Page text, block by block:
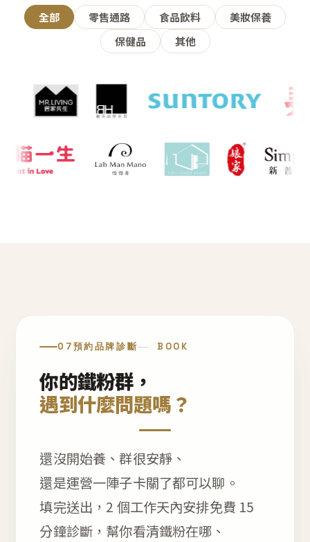
全部 零售通路 食品飲料
美妝保養
保健品
其他
07預約品牌診斷 BOOK
你的鐵粉群，
遇到什麼問題嗎？
還沒開始養、群很安靜、
還是運營一陣子卡關了都可以聊。
填完送出，2 個工作天內安排免費 15
分鐘診斷，幫你看清鐵粉在哪、